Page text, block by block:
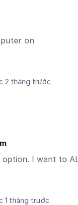
on
2 tháng trước
I want to
1 tháng trước